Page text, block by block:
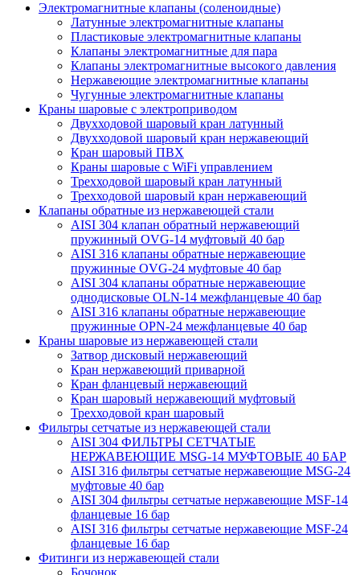
Электромагнитные клапаны (соленоидные)
Латунные электромагнитные клапаны
Пластиковые электромагнитные клапаны
Клапаны электромагнитные для пара
Клапаны электромагнитные высокого давления
Нержавеющие электромагнитные клапаны
Чугунные электромагнитные клапаны
Краны шаровые с электроприводом
Двухходовой шаровый кран латунный
Двухходовой шаровый кран нержавеющий
Кран шаровый ПВХ
Краны шаровые с WiFi управлением
Трехходовой шаровый кран латунный
Трехходовой шаровый кран нержавеющий
Клапаны обратные из нержавеющей стали
AISI 304 клапан обратный нержавеющий
пружинный OVG-14 муфтовый 40 бар
AISI 316 клапаны обратные нержавеющие
пружинные OVG-24 муфтовые 40 бар
AISI 304 клапаны обратные нержавеющие
однодисковые OLN-14 межфланцевые 40 бар
AISI 316 клапаны обратные нержавеющие
пружинные OPN-24 межфланцевые 40 бар
Краны шаровые из нержавеющей стали
Затвор дисковый нержавеющий
Кран нержавеющий приварной
Кран фланцевый нержавеющий
Кран шаровый нержавеющий муфтовый
Трехходовой кран шаровый
Фильтры сетчатые из нержавеющей стали
AISI 304 ФИЛЬТРЫ СЕТЧАТЫЕ
НЕРЖАВЕЮЩИЕ MSG-14 МУФТОВЫЕ 40 БАР
AISI 316 фильтры сетчатые нержавеющие MSG-24
муфтовые 40 бар
AISI 304 фильтры сетчатые нержавеющие MSF-14
фланцевые 16 бар
AISI 316 фильтры сетчатые нержавеющие MSF-24
фланцевые 16 бар
Фитинги из нержавеющей стали
Бочонок